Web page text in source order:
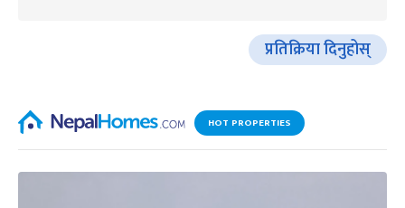
प्रतिक्रिया दिनुहोस्
HOT PROPERTIES